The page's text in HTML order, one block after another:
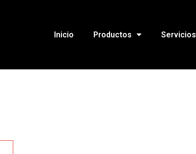
Inicio Productos Servicios